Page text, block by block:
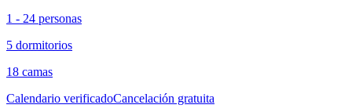
1 - 24 personas
5 dormitorios
18 camas
Calendario verificadoCancelación gratuita